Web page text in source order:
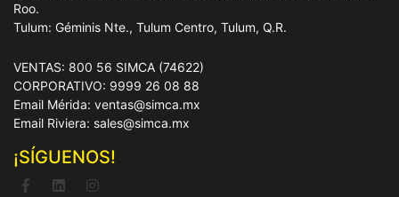
Roo.
Tulum: Géminis Nte., Tulum Centro, Tulum, Q.R.
VENTAS: 800 56 SIMCA (74622)
CORPORATIVO: 9999 26 08 88
Email Mérida: ventas@simca.mx
Email Riviera: sales@simca.mx
¡SÍGUENOS!